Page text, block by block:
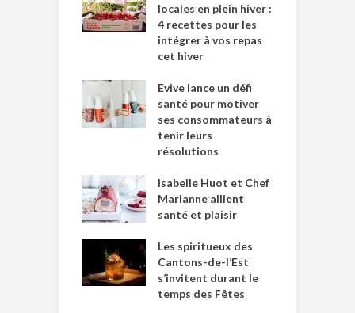
locales en plein hiver :
4 recettes pour les
intégrer à vos repas
cet hiver
Evive lance un défi
santé pour motiver
ses consommateurs à
tenir leurs
résolutions
Isabelle Huot et Chef
Marianne allient
santé et plaisir
Les spiritueux des
Cantons-de-l’Est
s’invitent durant le
temps des Fêtes